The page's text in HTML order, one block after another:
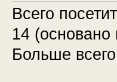
Всего
14 (основано
Больше